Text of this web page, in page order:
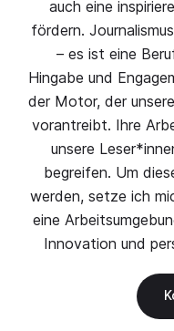
auch eine
fördern.
– es ist eine
Hingabe und
der Motor, der
vorantreibt. Ihre
unsere
begreifen. Um
werden, setze ich
eine
Innovation und